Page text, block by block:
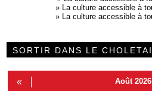
» La culture accessible à
» La culture accessible à
SORTIR DANS LE
« Août 2026